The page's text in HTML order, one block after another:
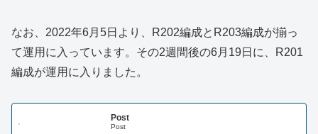
なお、2022年6月5日より、R202編成とR203編成が揃っ
て運用に入っています。その2週間後の6月19日に、R201
編成が運用に入りました。
Post
Post